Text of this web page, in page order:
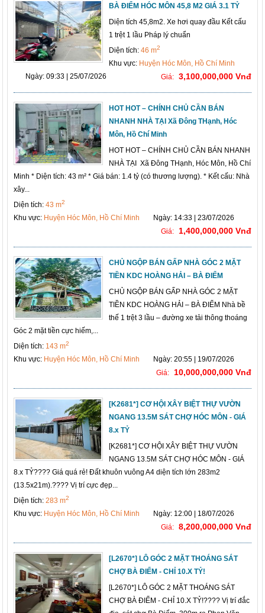
BÀ ĐIỂM HÓC MÔN 45,8 M2 GIÁ 3.1 TỶ
Diện tích 45,8m2. Xe hơi quay đầu Kết cấu
1 trệt 1 lầu Pháp lý chuẩn
Diện tích:46 m2
Khu vực: Huyện Hóc Môn, Hồ Chí Minh
Ngày: 09:33 | 25/07/2026
Giá: 3,100,000,000 Vnđ
HOT HOT – CHÍNH CHỦ CẦN BÁN
NHANH NHÀ TẠI Xã Đông THạnh, Hóc
Môn, Hồ Chí Minh
HOT HOT – CHÍNH CHỦ CẦN BÁN NHANH
NHÀ TẠI Xã Đông THạnh, Hóc Môn, Hồ Chí
Minh * Diện tích: 43 m² * Giá bán: 1.4 tỷ (có thương lượng). * Kết cấu: Nhà
xây...
Diện tích:43 m2
Khu vực: Huyện Hóc Môn, Hồ Chí Minh
Ngày: 14:33 | 23/07/2026
Giá:
1,400,000,000 Vnđ
CHỦ NGỘP BÁN GẤP NHÀ GÓC 2 MẶT
TIỀN KDC HOÀNG HẢI – BÀ ĐIỂM
CHỦ NGỘP BÁN GẤP NHÀ GÓC 2 MẶT
TIỀN KDC HOÀNG HẢI – BÀ ĐIỂM Nhà bề
thế 1 trệt 3 lầu – đường xe tải thông thoáng
Góc 2 mặt tiền cực hiếm,...
Diện tích: 143 m2
Khu vực: Huyện Hóc Môn, Hồ Chí Minh
Ngày: 20:55 | 19/07/2026
Giá:
10,000,000,000 Vnđ
[K2681*] CƠ HỘI XÂY BIỆT THỰ VƯỜN
NGANG 13.5M SÁT CHỢ HÓC MÔN - GIÁ
8.x TỶ
[K2681*] CƠ HỘI XÂY BIỆT THỰ VƯỜN
NGANG 13.5M SÁT CHỢ HÓC MÔN - GIÁ
8.x TỶ???? Giá quá rẻ! Đất khuôn vuông A4 diện tích lớn 283m2
(13.5x21m).???? Vị trí cực đẹp...
Diện tích:283 m2
Khu vực: Huyện Hóc Môn, Hồ Chí Minh
Ngày: 12:00 | 18/07/2026
Giá: 8,200,000,000 Vnđ
[L2670*] LÔ GÓC 2 MẶT THOÁNG SÁT
CHỢ BÀ ĐIỂM - CHỈ 10.X TỶ!
[L2670*] LÔ GÓC 2 MẶT THOÁNG SÁT
CHỢ BÀ ĐIỂM - CHỈ 10.X TỶ!???? Vị trí đắc